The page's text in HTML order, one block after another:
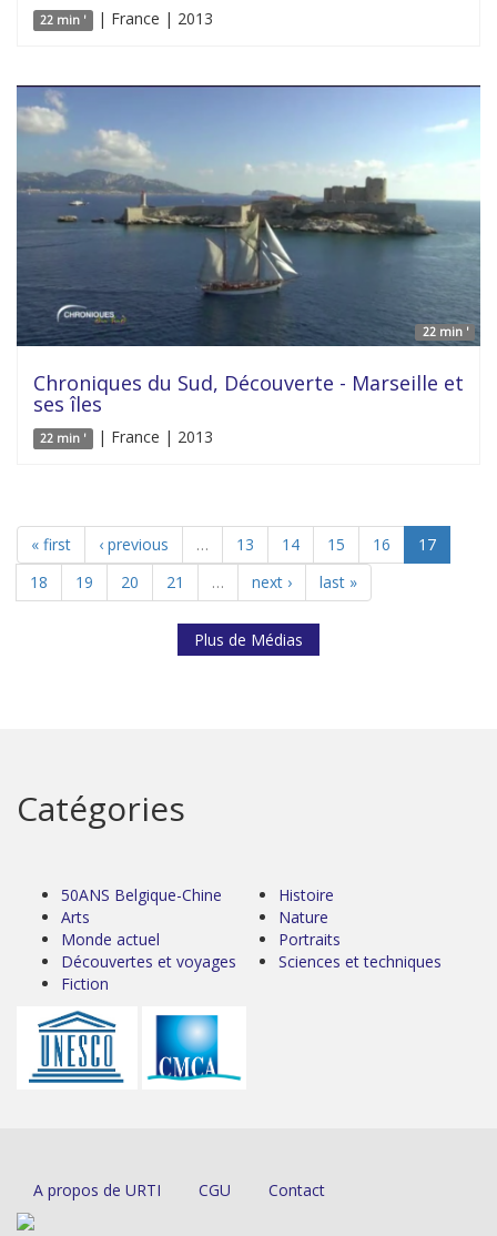
22 min ' | France | 2013
22 min '
Chroniques du Sud, Découverte - Marseille et
ses îles
22 min ' | France | 2013
« first ‹ previous … 13 14 15 16
17
18
19 20 21 … next › last »
Plus de Médias
Catégories
50ANS Belgique-Chine
Arts
Monde actuel
Découvertes et voyages
Fiction
Histoire
Nature
Portraits
Sciences et techniques
A propos de URTI CGU Contact